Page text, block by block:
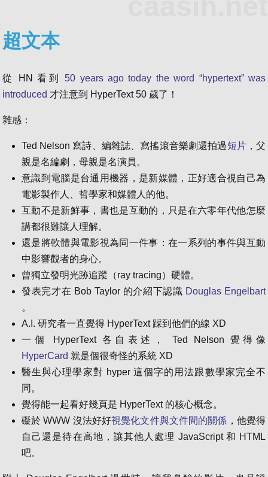
超文本
從 HN 看到 50 years ago today the word “hypertext” was
introduced 才注意到 HyperText 50 歲了！
雜感：
Ted Nelson 寫詩、編雜誌、寫搖滾音樂劇還拍過短片，父
親是名編劇，母親是名演員。
意識到電腦是台通用機器，是新媒體，正好適合視自己為
電影製作人、哲學家和媒體人的他。
互動不是新鮮事，書也是互動的，只是在六零年代他怎麼
講都很難讓人理解。
還是將軟體與電影視為同一件事：在一系列的事件與互動
中影響觀者的身心。
曾獨立發明光跡追蹤（ray tracing）硬體。
發表完才在 Bob Taylor 的介紹下認識 Douglas Engelbart
。
A.I. 研究者一直覺得 HyperText 踩到他們的線 XD
一個 HyperText 各自表述， Ted Nelson 覺得像
HyperCard 就是個很奇怪的系統 XD
醫生與心理學家對 hyper 這個字的用法跟數學家完全不
同。
覺得能一起看好幾頁是 HyperText 的核心概念。
礙於 WWW 沒法好好視覺化文件與文件間的關係 ，他覺得
自己還是待在高地，讓其他人處理 JavaScript 和 HTML
吧。